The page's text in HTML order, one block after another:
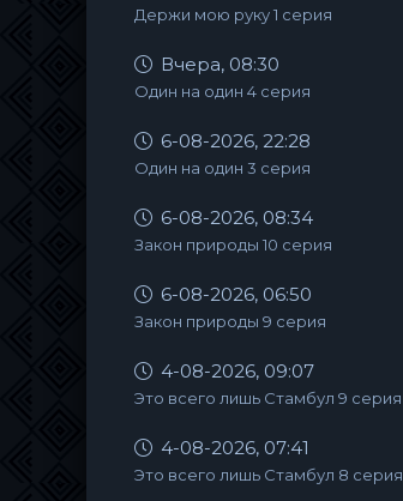
Держи мою руку 1 серия
Вчера, 08:30
Один на один 4 серия
6-08-2026, 22:28
Один на один 3 серия
6-08-2026, 08:34
Закон природы 10 серия
6-08-2026, 06:50
Закон природы 9 серия
4-08-2026, 09:07
Это всего лишь Стамбул 9 серия
4-08-2026, 07:41
Это всего лишь Стамбул 8 серия